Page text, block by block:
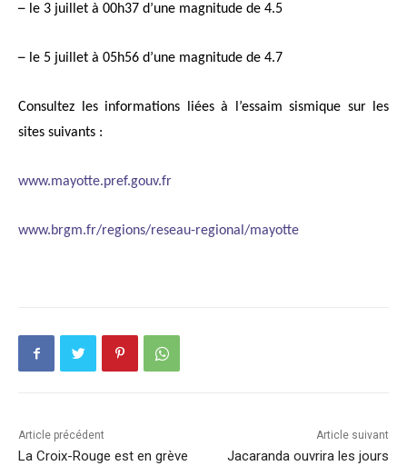
– le 3 juillet à 00h37 d’une magnitude de 4.5
– le 5 juillet à 05h56 d’une magnitude de 4.7
Consultez les informations liées à l’essaim sismique sur les
sites suivants :
www.mayotte.pref.gouv.fr
www.brgm.fr/regions/reseau-regional/mayotte
Article précédent
La Croix-Rouge est en grève
Article suivant
Jacaranda ouvrira les jours